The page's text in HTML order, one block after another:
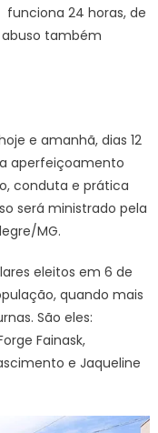
24 horas, de
abuso também
e amanhã, dias 12
aperfeiçoamento
conduta e prática
será ministrado pela
MG.
eleitos em 6 de
quando mais
São eles:
Fainask,
e Jaqueline